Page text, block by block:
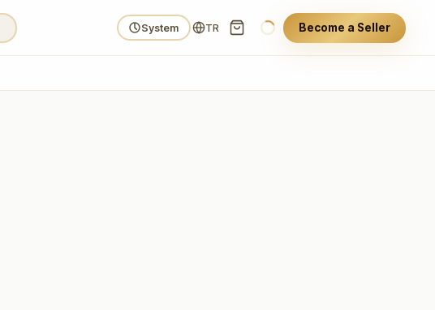
System TR Become a Seller